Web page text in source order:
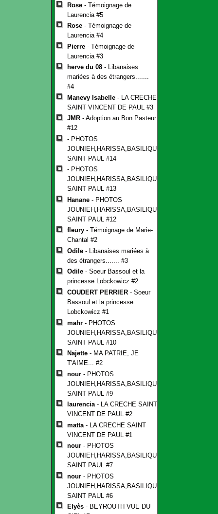
Rose - Témoignage de
Laurencia #5
Rose - Témoignage de
Laurencia #4
Pierre - Témoignage de
Laurencia #3
herve du 08 - Libanaises
mariées à des étrangers.......
#4
Manevy Isabelle - LA CRECHE
SAINT VINCENT DE PAUL #3
JMR - Adoption au Bon Pasteur
#12
- PHOTOS
JOUNIEH,HARISSA,BASILIQUE
SAINT PAUL #14
- PHOTOS
JOUNIEH,HARISSA,BASILIQUE
SAINT PAUL #13
Hanane - PHOTOS
JOUNIEH,HARISSA,BASILIQUE
SAINT PAUL #12
fleury - Témoignage de Marie-
Chantal #2
Odile - Libanaises mariées à
des étrangers....... #3
Odile - Soeur Bassoul et la
princesse Lobckowicz #2
COUDERT PERRIER - Soeur
Bassoul et la princesse
Lobckowicz #1
mahr - PHOTOS
JOUNIEH,HARISSA,BASILIQUE
SAINT PAUL #10
Najette - MA PATRIE, JE
T'AIME... #2
nour - PHOTOS
JOUNIEH,HARISSA,BASILIQUE
SAINT PAUL #9
laurencia- LA CRECHE SAINT
VINCENT DE PAUL #2
matta - LA CRECHE SAINT
VINCENT DE PAUL #1
nour - PHOTOS
JOUNIEH,HARISSA,BASILIQUE
SAINT PAUL #7
nour - PHOTOS
JOUNIEH,HARISSA,BASILIQUE
SAINT PAUL #6
Elyès - BEYROUTH VUE DU